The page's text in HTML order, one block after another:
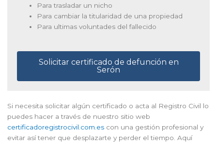
Para trasladar un nicho
Para cambiar la titularidad de una propiedad
Para ultimas voluntades del fallecido
Solicitar certificado de defunción en
Serón
Si necesita solicitar algún certificado o acta al Registro Civil lo
puedes hacer a través de nuestro sitio web
certificadoregistrocivil.com.es con una gestión profesional y
evitar así tener que desplazarte y perder el tiempo. Aquí